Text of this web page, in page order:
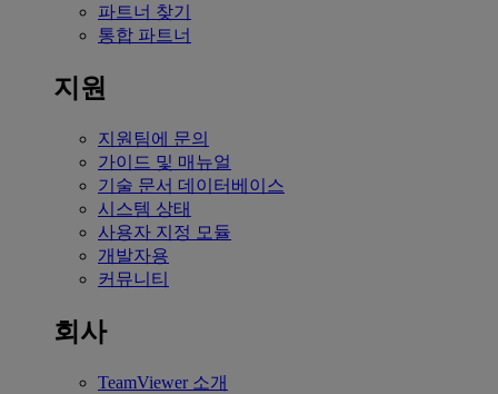
파트너 찾기
통합 파트너
지원
지원팀에 문의
가이드 및 매뉴얼
기술 문서 데이터베이스
시스템 상태
사용자 지정 모듈
개발자용
커뮤니티
회사
TeamViewer 소개